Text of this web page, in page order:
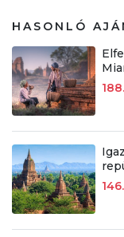
HASONLÓ